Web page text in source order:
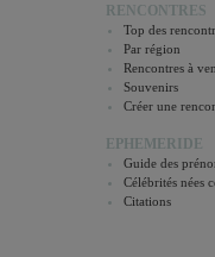
RENCONTRES
Top des
Par région
Rencontres à
Souvenirs
Créer une
EPHEMERIDE
Guide des
Célébrités nées
Citations